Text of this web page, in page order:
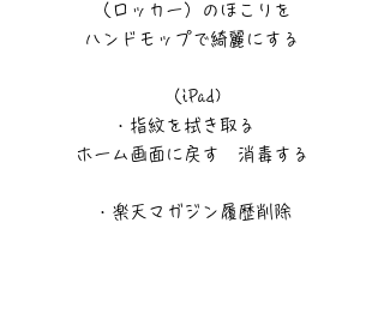
（ロッカー）のほこりを
ハンドモップで綺麗にする
（iPad)
・指紋を拭き取る
ホーム画面に戻す 消毒する
・楽天マガジン履歴削除